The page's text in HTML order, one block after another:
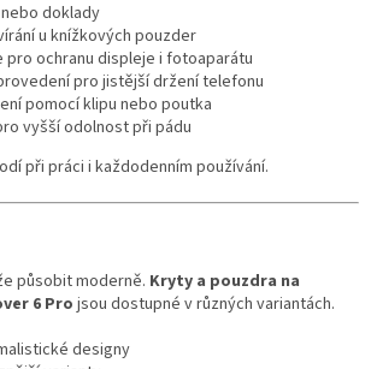
doklady
u knížkových pouzder
pro ochranu displeje i fotoaparátu
pro jistější držení telefonu
pomocí klipu nebo poutka
vyšší odolnost při pádu
při práci i každodenním používání.
působit moderně. Kryty a pouzdra na
6 Pro jsou dostupné v různých variantách.
designy